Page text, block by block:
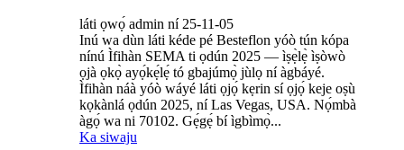
láti ọwọ́ admin ní 25-11-05
Inú wa dùn láti kéde pé Besteflon yóò tún kópa
nínú Ìfihàn SEMA ti ọdún 2025 — ìṣẹ̀lẹ̀ ìṣòwò
ọjà ọkọ̀ ayọ́kẹ́lẹ́ tó gbajúmọ̀ jùlọ ní àgbáyé.
Ìfihàn náà yóò wáyé láti ọjọ́ kẹrin sí ọjọ́ keje oṣù
kọkànlá ọdún 2025, ní Las Vegas, USA. Nọ́mbà
àgọ́ wa ni 70102. Gẹ́gẹ́ bí ìgbìmọ̀...
Ka siwaju